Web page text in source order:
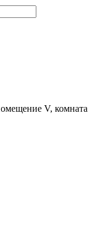
V, комната